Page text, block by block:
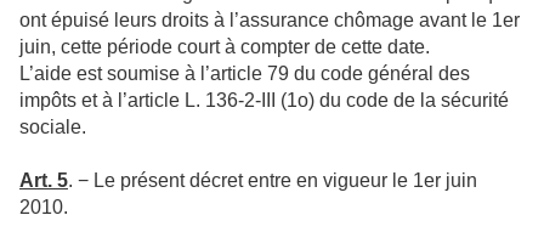
ont épuisé leurs droits à l’assurance chômage avant le 1er
juin, cette période court à compter de cette date.
L’aide est soumise à l’article 79 du code général des
impôts et à l’article L. 136-2-III (1o) du code de la sécurité
sociale.
Art. 5. − Le présent décret entre en vigueur le 1er juin
2010.